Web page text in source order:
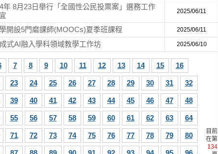
年 8月23日舉行「全國性公民投票案」選務工作
2025/06/11
開設5門磨課師(MOOCs)夏季班課程 2025/06/11
式AI融入學科領域教學工作坊 2025/06/10
7 8 9 10 11 12 13 14 15 16
23 24 25 26 27 28 29 30 31 32
39 40 41 42 43 44 45 46 47 48
55 56 57 58 59 60 61 62 63 64
71 72 73 74 75 76 77 78 79 80
目前
在第
134